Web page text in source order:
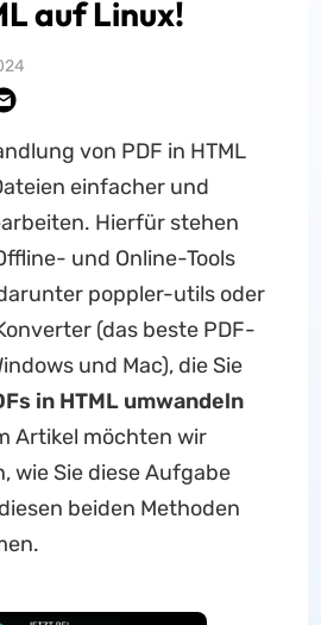
auf Linux!
von PDF in HTML
einfacher und
Hierfür stehen
und Online-Tools
poppler-utils oder
(das beste PDF-
und Mac), die Sie
in HTML umwandeln
Artikel möchten wir
wie Sie diese Aufgabe
beiden Methoden